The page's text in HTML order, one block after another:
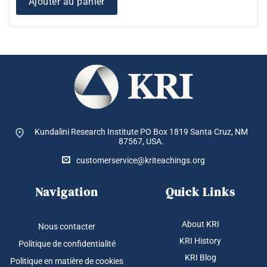
Kundalini Research Institute PO Box 1819 Santa Cruz, NM
87567, USA.
customerservice@kriteachings.org
Navigation
Nous contacter
Politique de confidentialité
Politique en matière de cookies
Quick Links
About KRI
KRI History
KRI Blog